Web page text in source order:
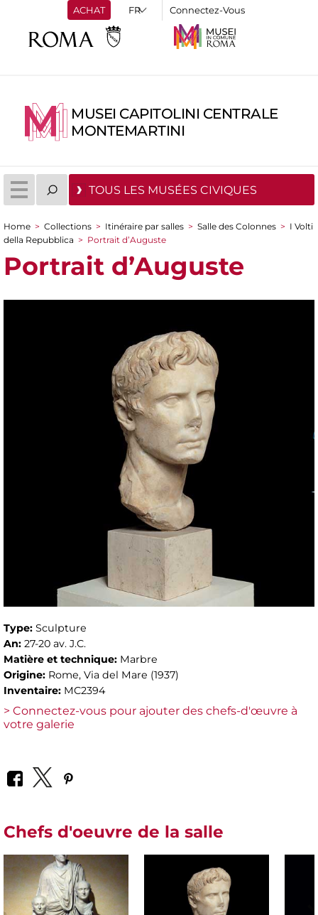
ACHAT Connectez-Vous
MUSEI CAPITOLINI CENTRALE
MONTEMARTINI
TOUS LES MUSÉES CIVIQUES
You are here
Home > Collections > Itinéraire par salles > Salle des Colonnes > I Volti
della Repubblica > Portrait d’Auguste
Portrait d’Auguste
Type: Sculpture
An: 27-20 av. J.C.
Matière et technique: Marbre
Origine: Rome, Via del Mare (1937)
Inventaire: MC2394
> Connectez-vous pour ajouter des chefs-d'œuvre à
votre galerie
Chefs d'oeuvre de la salle